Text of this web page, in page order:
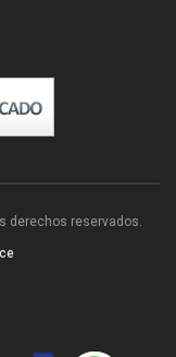
derechos reservados.